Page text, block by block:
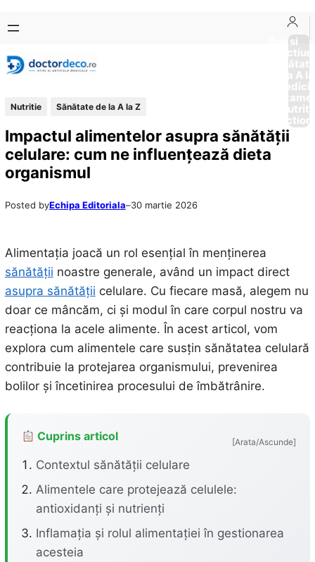
conținut
content
Boli si
Afectiuni
Sănătate
de la A
Nutritie Sănătate de la A la Z
Impactul alimentelor asupra sănătății
celulare: cum ne influențează dieta
organismul
Posted byEchipa Editoriala–30 martie 2026
Alimentația joacă un rol esențial în menținerea
sănătății noastre generale, având un impact direct
asupra sănătății celulare. Cu fiecare masă, alegem nu
doar ce mâncăm, ci și modul în care corpul nostru va
reacționa la acele alimente. În acest articol, vom
explora cum alimentele care susțin sănătatea celulară
contribuie la protejarea organismului, prevenirea
bolilor și încetinirea procesului de îmbătrânire.
Cuprins articol [Arata/Ascunde]
Contextul sănătății celulare
Alimentele care protejează celulele:
antioxidanți și nutrienți
Inflamația și rolul alimentației în gestionarea
acesteia